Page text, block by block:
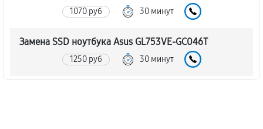
1070 руб 30 минут
Замена SSD ноутбука Asus GL753VE-GC046T
1250 руб 30 минут